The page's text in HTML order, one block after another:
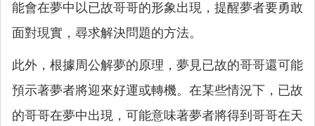
能會在夢中以已故哥哥的形象出現，提醒夢者要勇敢
面對現實，尋求解決問題的方法。
此外，根據周公解夢的原理，夢見已故的哥哥還可能
預示著夢者將迎來好運或轉機。在某些情況下，已故
的哥哥在夢中出現，可能意味著夢者將得到哥哥在天